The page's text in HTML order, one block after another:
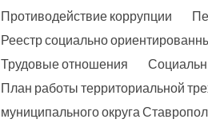
Противодействие коррупции
Реестр социально
Трудовые отношения
План работы территориальной
муниципального округа